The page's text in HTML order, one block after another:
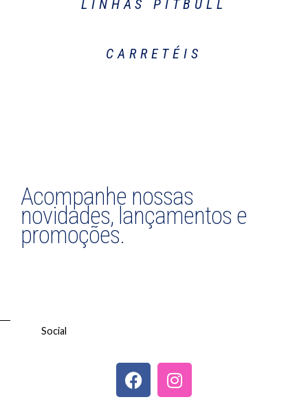
LINHAS PITBULL
CARRETÉIS
Acompanhe nossas
novidades, lançamentos e
promoções.
Social